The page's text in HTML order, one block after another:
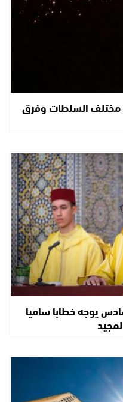
مختلف السلطات وفرق
يوجه خطابا ساميا